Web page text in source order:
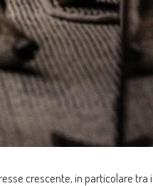
crescente, in particolare tra i